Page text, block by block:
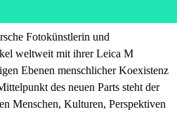
Fotokünstlerin und
weltweit mit ihrer Leica M
Ebenen menschlicher Koexistenz
des neuen Parts steht der
Menschen, Kulturen, Perspektiven